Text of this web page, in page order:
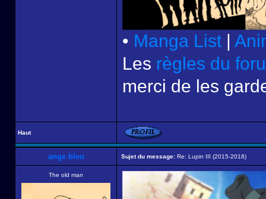
• Manga List |
Les règles du
merci de les
Haut
ange bleu Sujet du message: Re: Lupin III (2015-2018)
The old man